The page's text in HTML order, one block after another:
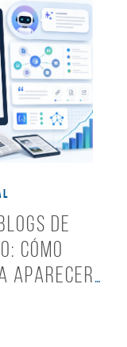
de
cómo
aparecer